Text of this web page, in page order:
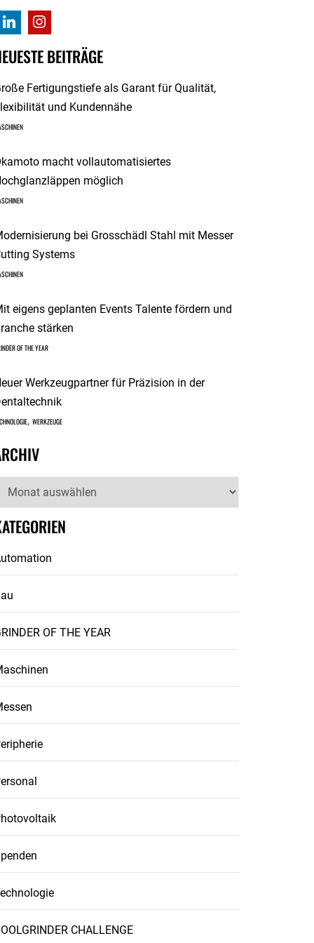
BEITRÄGE
Fertigungstiefe als Garant für Qualität,
und Kundennähe
macht vollautomatisiertes
möglich
bei Grosschädl Stahl mit Messer
Systems
eigens geplanten Events Talente fördern und
stärken
OF THE YEAR
Werkzeugpartner für Präzision in der
, WERKZEUGE
Archiv
OF THE YEAR
CHALLENGE